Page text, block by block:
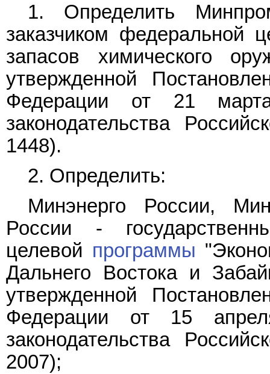
1. Определить
заказчиком федеральной
запасов химического
утвержденной
Федерации от 21
законодательства
1448).
2. Определить:
Минэнерго России,
России -
целевой программы
Дальнего Востока и
утвержденной
Федерации от 15
законодательства
2007);